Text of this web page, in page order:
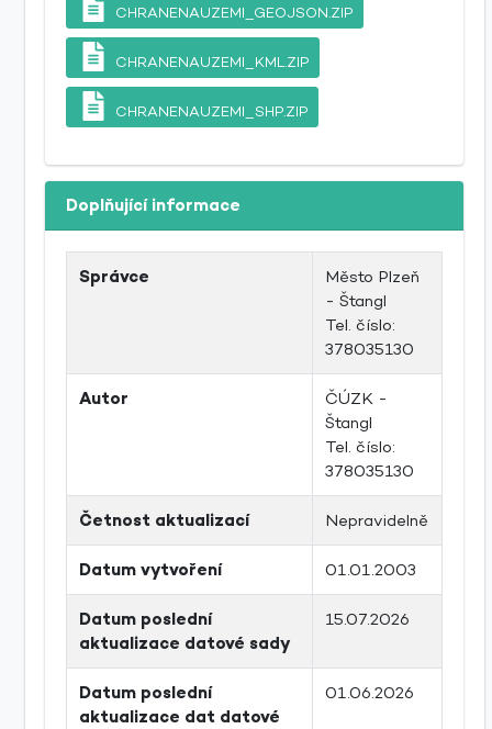
CHRANENAUZEMI_GEOJSON.ZIP
CHRANENAUZEMI_KML.ZIP
CHRANENAUZEMI_SHP.ZIP
Doplňující informace
Správce
Město Plzeň
- Štangl
Tel. číslo:
378035130
Autor
ČÚZK -
Štangl
Tel. číslo:
378035130
Četnost aktualizací Nepravidelně
Datum vytvoření 01.01.2003
Datum poslední
aktualizace datové sady
15.07.2026
Datum poslední
aktualizace dat datové
01.06.2026